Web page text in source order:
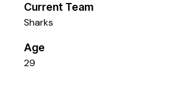
Current Team
Sharks
Age
29